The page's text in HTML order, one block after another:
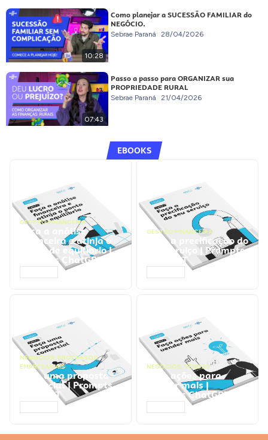
10:28
Como planejar a SUCESSÃO FAMILIAR do
NEGÓCIO.
Sebrae Paraná 28/04/2026
07:43
Passo a passo para ORGANIZAR sua
PROPRIEDADE RURAL
Sebrae Paraná 21/04/2026
EBOOKS
GESTÃO FINANCEIRA
Faça a análise
financeira e atinja o
ponto de equilíbrio |
Prompts ChatGPT
GESTÃO FINANCEIRA
Faça a precificação do
seu serviço | Prompts
ChatGPT
NEGÓCIOS, PROCESSOS
EMPRESARIAIS
Faça uma proposta
comercial | Prompts
ChatGPT
NEGÓCIOS, VENDAS
Faça ações para
vender mais |
Prompts ChatGPT